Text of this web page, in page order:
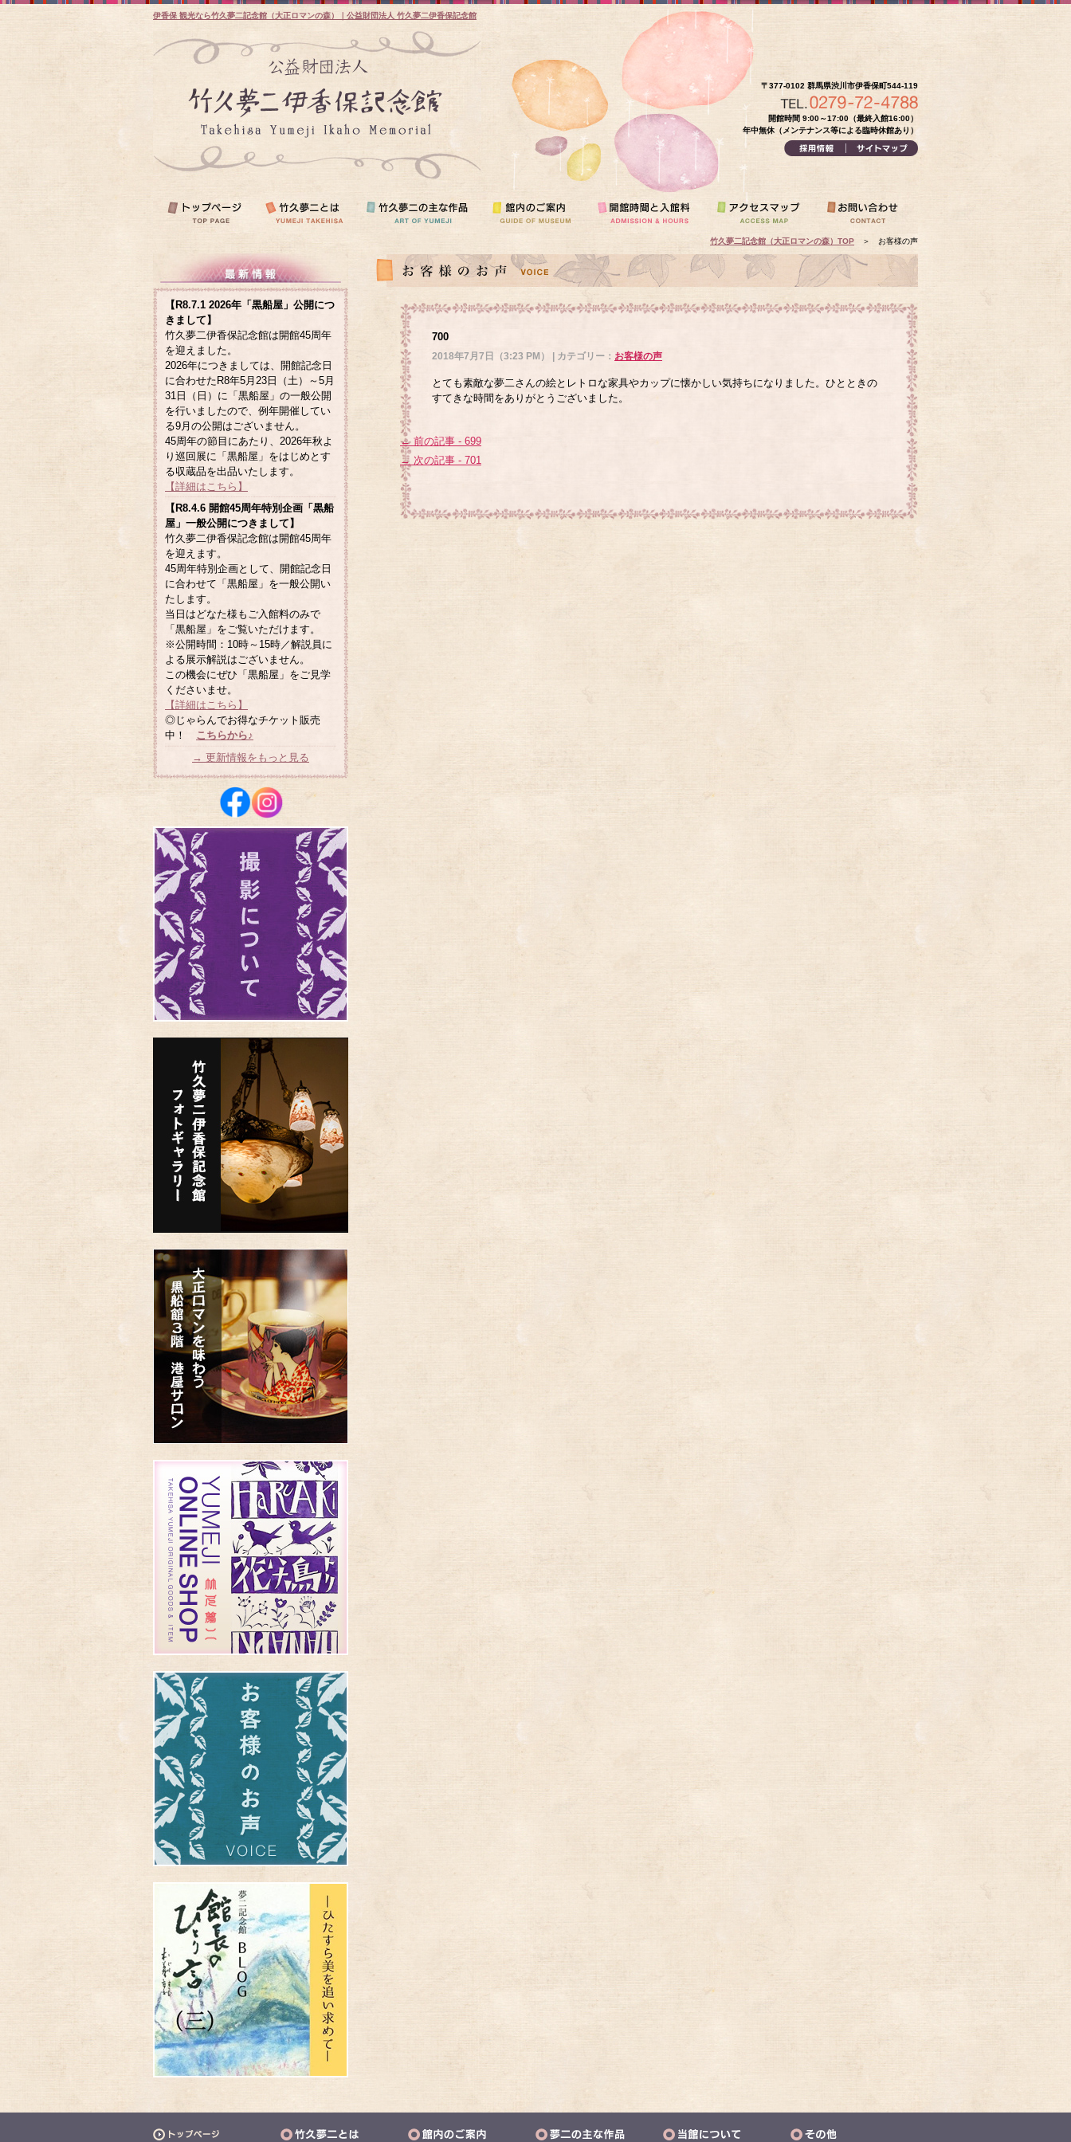
伊香保 観光なら竹久夢二記念館（大正ロマンの森）｜公益財団法人 竹久夢二伊香保記念館
〒377-0102 群馬県渋川市伊香保町544-119
開館時間 9:00～17:00（最終入館16:00）
年中無休（メンテナンス等による臨時休館あり）
竹久夢二記念館（大正ロマンの森）TOP ＞ お客様の声
700
2018年7月7日（3:23 PM） | カテゴリー： お客様の声
とても素敵な夢二さんの絵とレトロな家具やカップに懐かしい気持ちになりました。ひとときの
すてきな時間をありがとうございました。
← 前の記事 - 699
→ 次の記事 - 701
【R8.7.1 2026年「黒船屋」公開につ
きまして】
竹久夢二伊香保記念館は開館45周年
を迎えました。
2026年につきましては、開館記念日
に合わせたR8年5月23日（土）～5月
31日（日）に「黒船屋」の一般公開
を行いましたので、例年開催してい
る9月の公開はございません。
45周年の節目にあたり、2026年秋よ
り巡回展に「黒船屋」をはじめとす
る収蔵品を出品いたします。
【詳細はこちら】
【R8.4.6 開館45周年特別企画「黒船
屋」一般公開につきまして】
竹久夢二伊香保記念館は開館45周年
を迎えます。
45周年特別企画として、開館記念日
に合わせて「黒船屋」を一般公開い
たします。
当日はどなた様もご入館料のみで
「黒船屋」をご覧いただけます。
※公開時間：10時～15時／解説員に
よる展示解説はございません。
この機会にぜひ「黒船屋」をご見学
くださいませ。
【詳細はこちら】
◎じゃらんでお得なチケット販売
中！ こちらから♪
→ 更新情報をもっと見る